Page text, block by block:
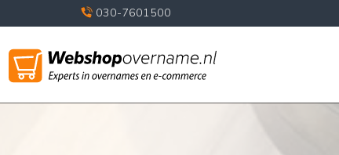
030-7601500